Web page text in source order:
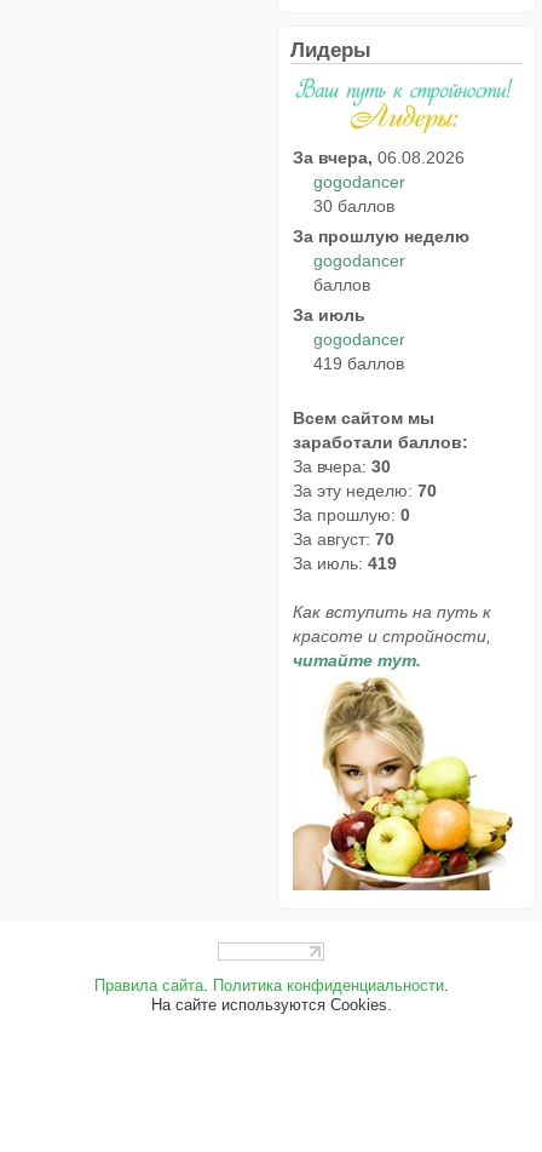
Лидеры
За вчера, 06.08.2026
gogodancer
30 баллов
За прошлую неделю
gogodancer
баллов
За июль
gogodancer
419 баллов
Всем сайтом мы
заработали баллов:
За вчера: 30
За эту неделю: 70
За прошлую: 0
За август: 70
За июль: 419
Как вступить на путь к
красоте и стройности,
читайте тут.
Правила сайта. Политика конфиденциальности.
На сайте используются Cookies.